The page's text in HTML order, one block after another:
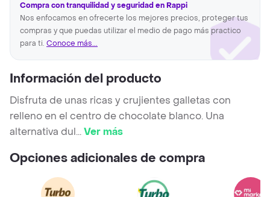
Compra con tranquilidad y seguridad en Rappi
Nos enfocamos en ofrecerte los mejores precios, proteger tus
compras y que puedas utilizar el medio de pago más practico
para ti. Conoce más...
Información del producto
Disfruta de unas ricas y crujientes galletas con
relleno en el centro de chocolate blanco. Una
alternativa dul...Ver más
Opciones adicionales de compra